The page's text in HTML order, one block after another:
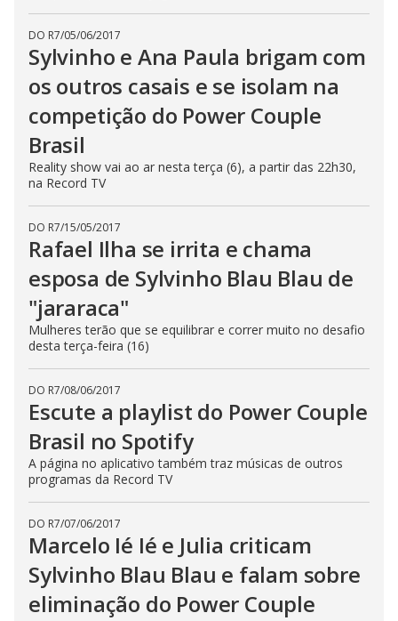
DO R7/05/06/2017
Sylvinho e Ana Paula brigam com
os outros casais e se isolam na
competição do Power Couple
Brasil
Reality show vai ao ar nesta terça (6), a partir das 22h30,
na Record TV
DO R7/15/05/2017
Rafael Ilha se irrita e chama
esposa de Sylvinho Blau Blau de
"jararaca"
Mulheres terão que se equilibrar e correr muito no desafio
desta terça-feira (16)
DO R7/08/06/2017
Escute a playlist do Power Couple
Brasil no Spotify
A página no aplicativo também traz músicas de outros
programas da Record TV
DO R7/07/06/2017
Marcelo Ié Ié e Julia criticam
Sylvinho Blau Blau e falam sobre
eliminação do Power Couple